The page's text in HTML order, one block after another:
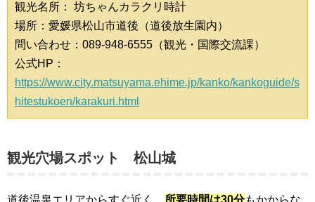
観光名所： 坊ちゃんカラクリ時計
場所：愛媛県松山市道後（道後放生園内）
問い合わせ：089-948-6555（観光・国際交流課）
公式HP：
https://www.city.matsuyama.ehime.jp/kanko/kankoguide/s
hitestukoen/karakuri.html
観光穴場スポット 松山城
道後温泉エリアからすぐ近く、 所要時間は30分もかからな